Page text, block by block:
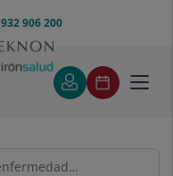
932 906 200